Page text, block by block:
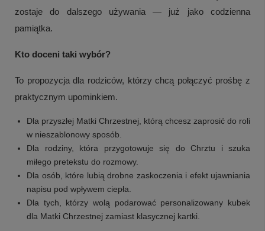
zostaje do dalszego używania — już jako codzienna
pamiątka.
Kto doceni taki wybór?
To propozycja dla rodziców, którzy chcą połączyć prośbę z
praktycznym upominkiem.
Dla przyszłej Matki Chrzestnej, którą chcesz zaprosić do roli
w nieszablonowy sposób.
Dla rodziny, która przygotowuje się do Chrztu i szuka
miłego pretekstu do rozmowy.
Dla osób, które lubią drobne zaskoczenia i efekt ujawniania
napisu pod wpływem ciepła.
Dla tych, którzy wolą podarować personalizowany kubek
dla Matki Chrzestnej zamiast klasycznej kartki.